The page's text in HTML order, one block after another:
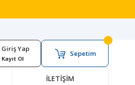
Giriş Yap
Kayıt Ol
Sepetim
İLETİŞİM